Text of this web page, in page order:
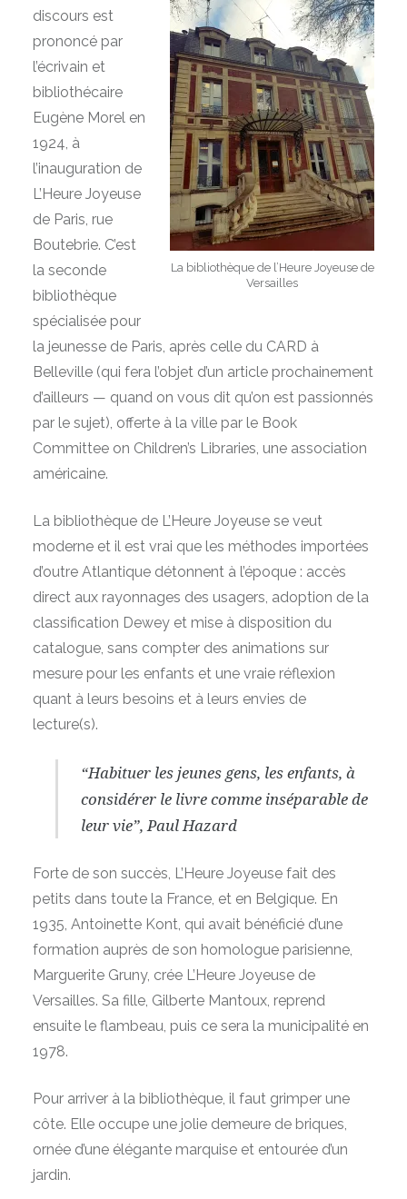
La bibliothèque de l’Heure Joyeuse de
Versailles
discours est
prononcé par
l’écrivain et
bibliothécaire
Eugène Morel en
1924, à
l’inauguration de
L’Heure Joyeuse
de Paris, rue
Boutebrie. C’est
la seconde
bibliothèque
spécialisée pour
la jeunesse de Paris, après celle du CARD à
Belleville (qui fera l’objet d’un article prochainement
d’ailleurs — quand on vous dit qu’on est passionnés
par le sujet), offerte à la ville par le Book
Committee on Children’s Libraries, une association
américaine.
La bibliothèque de L’Heure Joyeuse se veut
moderne et il est vrai que les méthodes importées
d’outre Atlantique détonnent à l’époque : accès
direct aux rayonnages des usagers, adoption de la
classification Dewey et mise à disposition du
catalogue, sans compter des animations sur
mesure pour les enfants et une vraie réflexion
quant à leurs besoins et à leurs envies de
lecture(s).
“Habituer les jeunes gens, les enfants, à
considérer le livre comme inséparable de
leur vie”, Paul Hazard
Forte de son succès, L’Heure Joyeuse fait des
petits dans toute la France, et en Belgique. En
1935, Antoinette Kont, qui avait bénéficié d’une
formation auprès de son homologue parisienne,
Marguerite Gruny, crée L’Heure Joyeuse de
Versailles. Sa fille, Gilberte Mantoux, reprend
ensuite le flambeau, puis ce sera la municipalité en
1978.
Pour arriver à la bibliothèque, il faut grimper une
côte. Elle occupe une jolie demeure de briques,
ornée d’une élégante marquise et entourée d’un
jardin.